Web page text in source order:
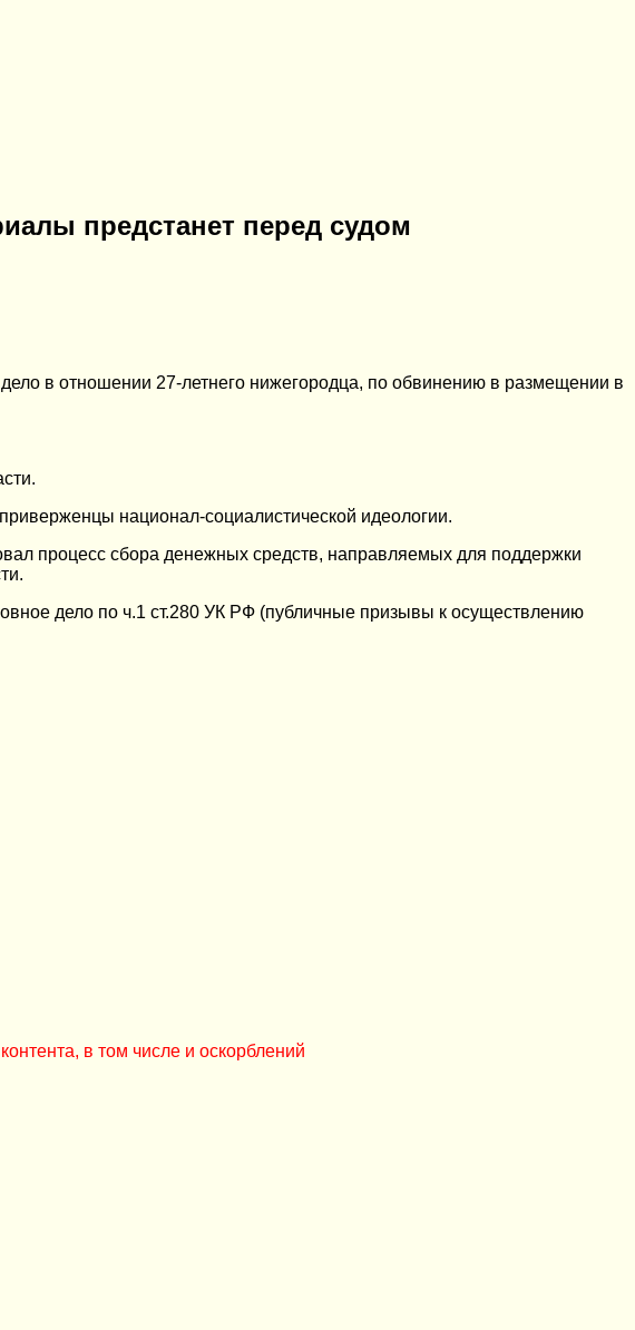
предстанет перед судом
в отношении 27-летнего нижегородца, по обвинению в размещении в
национал-социалистической идеологии.
процесс сбора денежных средств, направляемых для поддержки
дело по ч.1 ст.280 УК РФ (публичные призывы к осуществлению
в том числе и оскорблений